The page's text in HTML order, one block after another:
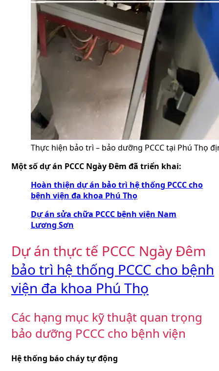
Thực hiện bảo trì – bảo dưỡng PCCC tại Phú Thọ
Một số dự án PCCC Ngày Đêm đã triển khai:
Hoàn thiện dự án bảo trì hệ thống PCCC cho
bệnh viện đa khoa Phú Thọ
Dự án sửa chữa PCCC bệnh viện Nam
Lương Sơn
Dự án thực tế PCCC Ngày Đêm
bảo trì hệ thống PCCC cho bệnh
viện đa khoa Phú Thọ
Các hạng mục kỹ thuật quan trọng
bảo dưỡng PCCC cho bệnh viện
Hệ thống báo cháy tự động